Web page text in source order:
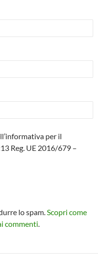
per il
Reg. UE 2016/679 –
lo spam.Scopri come
commenti.